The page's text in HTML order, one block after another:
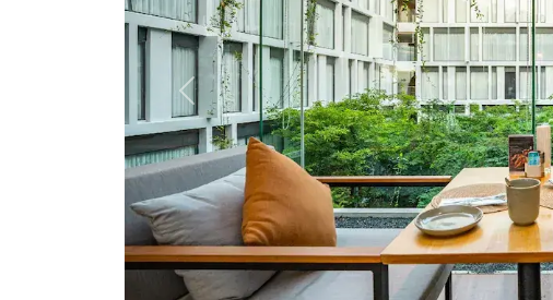
Previous